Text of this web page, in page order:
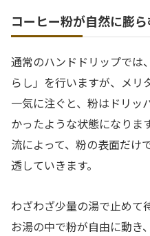
コーヒー粉が自然に膨
通常のハンドドリップでは
らし」を行いますが、メリ
一気に注ぐと、粉はドリッ
かったような状態になりま
流によって、粉の表面だけ
透していきます。
わざわざ少量の湯で止めて
お湯の中で粉が自由に動き